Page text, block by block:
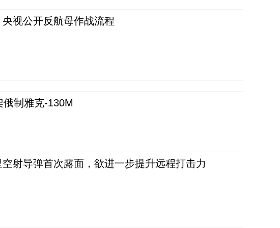
视公开反航母作战流程
制雅克-130M
射导弹首次露面，欲进一步提升远程打击力